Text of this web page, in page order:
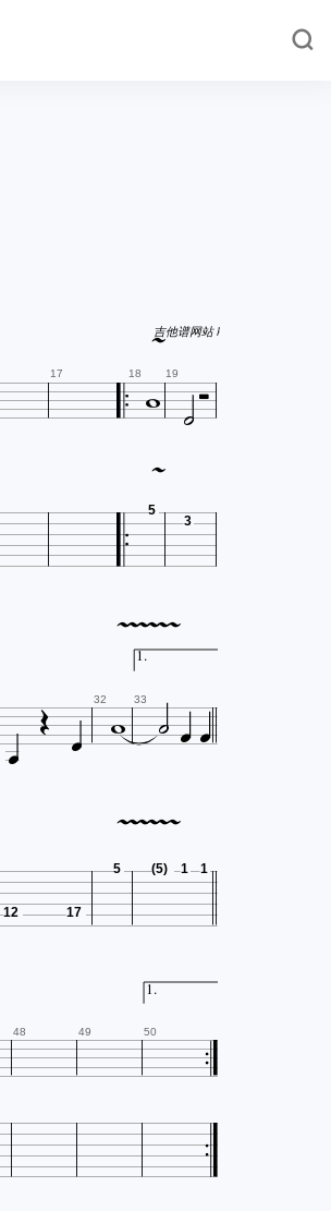
吉他谱网站 http://www.jitapu.com

17 18  19 

5
3

1.
 32  33 

12 17
5 (5) 1 1
1.
48 49 50